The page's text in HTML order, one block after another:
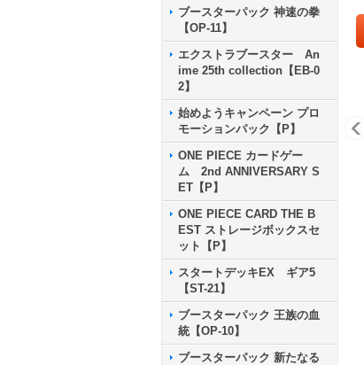
ブースターパック 神速の拳
【OP-11】
エクストラブースター An
ime 25th collection【EB-0
2】
始めようキャンペーン プロ
モーションパック【P】
ONE PIECE カードゲー
ム 2nd ANNIVERSARY S
ET【P】
ONE PIECE CARD THE B
EST ストレージボックスセ
ット【P】
スタートデッキEX ギア5
【ST-21】
ブースターパック 王族の血
統【OP-10】
ブースターパック 新たなる